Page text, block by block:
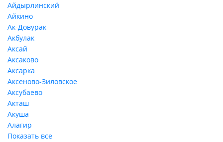
Айдырлинский
Айкино
Ак-Довурак
Акбулак
Аксай
Аксаково
Аксарка
Аксеново-Зиловское
Аксубаево
Акташ
Акуша
Алагир
Показать все